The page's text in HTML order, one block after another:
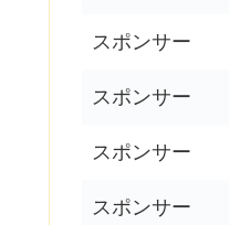
スポンサー
スポンサー
スポンサー
スポンサー